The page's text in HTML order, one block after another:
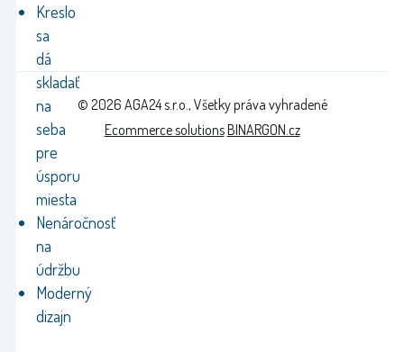
Kreslo
sa
dá
skladať
na
seba
pre
úsporu
miesta
Nenáročnosť
na
údržbu
Moderný
dizajn
© 2026 AGA24 s.r.o., Všetky práva vyhradené
Ecommerce solutionsBINARGON.cz